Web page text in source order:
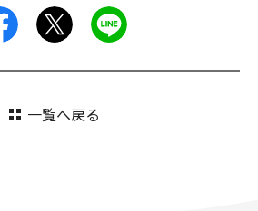
facebook
一覧へ戻る